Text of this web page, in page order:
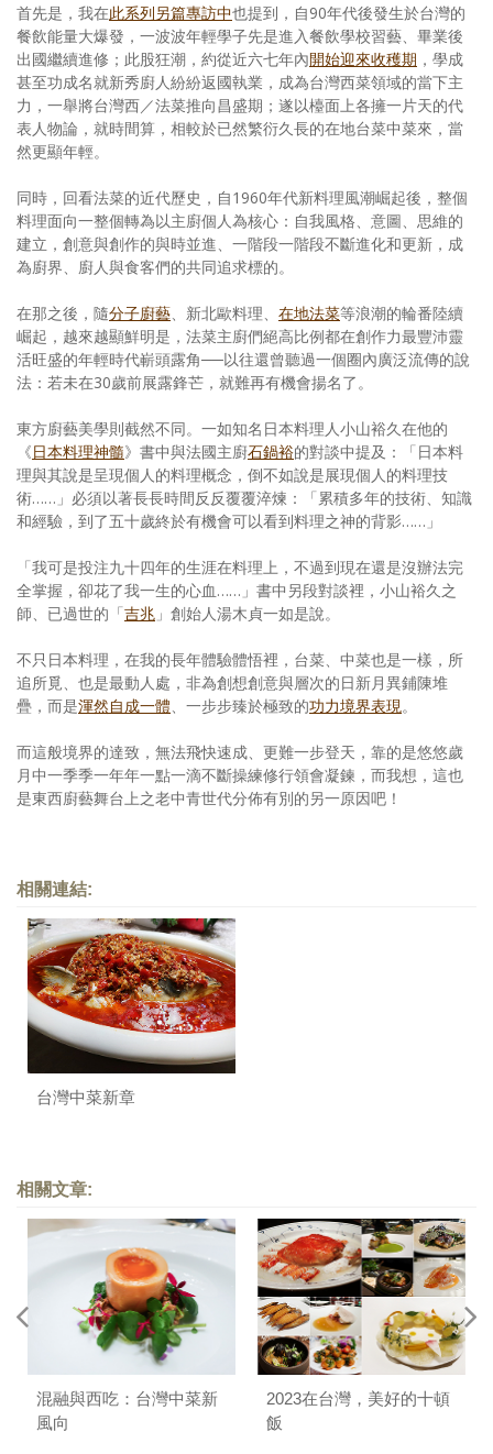
首先是，我在此系列另篇專訪中也提到，自90年代後發生於台灣的
餐飲能量大爆發，一波波年輕學子先是進入餐飲學校習藝、畢業後
出國繼續進修；此股狂潮，約從近六七年內開始迎來收穫期 ，學成
甚至功成名就新秀廚人紛紛返國執業，成為台灣西菜領域的當下主
力，一舉將台灣西／法菜推向昌盛期；遂以檯面上各擁一片天的代
表人物論，就時間算，相較於已然繁衍久長的在地台菜中菜來，當
然更顯年輕。
同時，回看法菜的近代歷史，自1960年代新料理風潮崛起後，整個
料理面向一整個轉為以主廚個人為核心：自我風格、意圖、思維的
建立，創意與創作的與時並進、一階段一階段不斷進化和更新，成
為廚界、廚人與食客們的共同追求標的。
在那之後，隨分子廚藝 、新北歐料理、 在地法菜等浪潮的輪番陸續
崛起，越來越顯鮮明是，法菜主廚們絕高比例都在創作力最豐沛靈
活旺盛的年輕時代嶄頭露角──以往還曾聽過一個圈內廣泛流傳的說
法：若未在30歲前展露鋒芒，就難再有機會揚名了。
東方廚藝美學則截然不同。一如知名日本料理人小山裕久在他的
《日本料理神髓》書中與法國主廚石鍋裕的對談中提及：「日本料
理與其說是呈現個人的料理概念，倒不如說是展現個人的料理技
術……」必須以著長長時間反反覆覆淬煉：「累積多年的技術、知識
和經驗，到了五十歲終於有機會可以看到料理之神的背影……」
「我可是投注九十四年的生涯在料理上，不過到現在還是沒辦法完
全掌握，卻花了我一生的心血……」書中另段對談裡，小山裕久之
師、已過世的「吉兆 」創始人湯木貞一如是說。
不只日本料理，在我的長年體驗體悟裡，台菜、中菜也是一樣，所
追所覓、也是最動人處，非為創想創意與層次的日新月異鋪陳堆
疊，而是渾然自成一體 、一步步臻於極致的功力境界表現 。
而這般境界的達致，無法飛快速成、更難一步登天，靠的是悠悠歲
月中一季季一年年一點一滴不斷操練修行領會凝鍊，而我想，這也
是東西廚藝舞台上之老中青世代分佈有別的另一原因吧！
相關連結:
台灣中菜新章
相關文章:
混融與西吃：台灣中菜新
風向
2023在台灣，美好的十頓
飯